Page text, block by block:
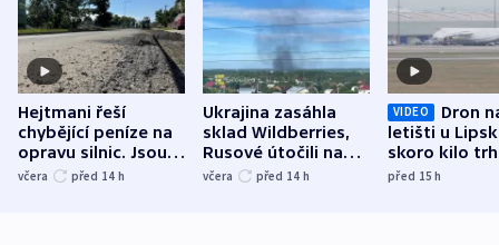
Hejtmani řeší
chybějící peníze na
opravu silnic. Jsou
nenárokové, namítá
včera před 14 h
Ukrajina zasáhla
sklad Wildberries,
Rusové útočili na
trh, hasiče či
včera před 14 h
VIDEO
Dron
letišti u
skoro kilo
indicie
před 15h